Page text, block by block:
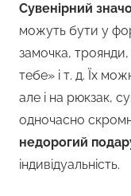
Сувенірний
можуть бути у
замочка,
тебе» і т. д. Їх
але і на рюкзак,
одночасно
недорогий
індивідуальність.